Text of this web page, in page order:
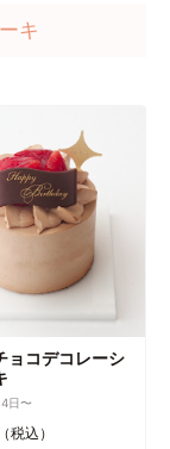
キ
ョコデコレーシ
日〜
（税込）